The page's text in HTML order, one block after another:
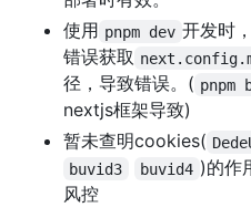
使用 pnpm dev 开发时
错误获取
径，导致错误。( pnpm
nextjs框架导致)
暂未查明cookies(
buvid3
buvid4 )的作
风控